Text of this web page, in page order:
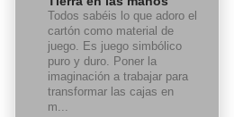
Todos sabéis lo que adoro el
cartón como material de
juego. Es juego simbólico
puro y duro. Poner la
imaginación a trabajar para
transformar las cajas en
m...